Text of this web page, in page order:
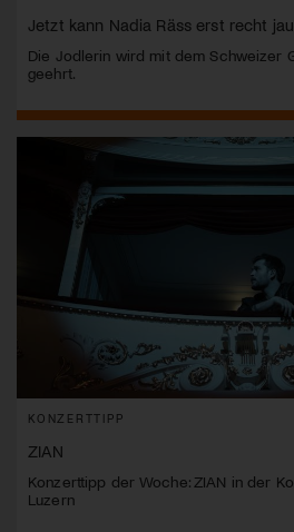
Jetzt kann Nadia Räss erst recht
Die Jodlerin wird mit dem Schweizer
geehrt.
KONZERTTIPP
ZIAN
Konzerttipp der Woche: ZIAN in der
Luzern